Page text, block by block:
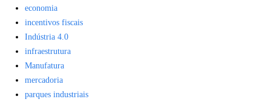
economia
incentivos fiscais
Indústria 4.0
infraestrutura
Manufatura
mercadoria
parques industriais